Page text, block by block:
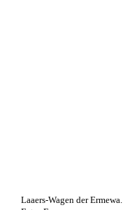
Laaers-Wagen der Ermewa.